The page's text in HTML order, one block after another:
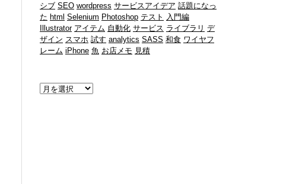
シブ SEO wordpress サービスアイデア 話題になっ
た html Selenium Photoshop テスト 入門編
Illustrator アイテム 自動化 サービス ライブラリ デ
ザイン スマホ 試す analytics SASS 和食 ワイヤフ
レーム iPhone 魚 お店メモ 見積